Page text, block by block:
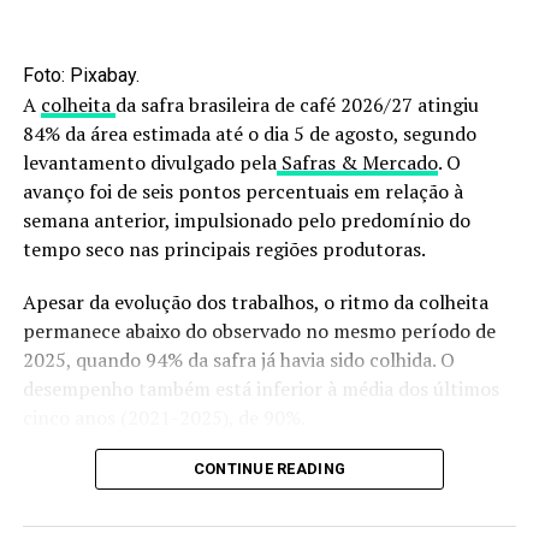
brasileiro?
Muita coisa. Segundo Rebeca Gonçalves — bióloga,
astrobióloga e referência global em agricultura espacial,
os sistemas desenvolvidos para Marte têmaplicações
diretas no campo brasileiro:
Otimização de recursos(água, energia, solo)
Recuperação de áreas degradadas
Técnicas de plantio mais sustentáveis
Eficiência em ambientes hostis ou de baixa
“O solo marciano é
praticamente pedra
Foto: Pixabay.
A colheita da safra brasileira de café 2026/27 atingiu
84% da área estimada até o dia 5 de agosto, segundo
levantamento divulgado pelaSafras & Mercado. O
avanço foi de seis pontos percentuais em relação à
semana anterior, impulsionado pelo predomínio do
tempo seco nas principais regiões produtoras.
Apesar da evolução dos trabalhos, o ritmo da colheita
permanece abaixo do observado no mesmo período de
2025, quando 94% da safra já havia sido colhida. O
desempenho também está inferior à média dos últimos
No segmento de café canéfora (conilon/robusta), a
produção já retirada das lavouras. O índice está em linha
CONTINUE READING